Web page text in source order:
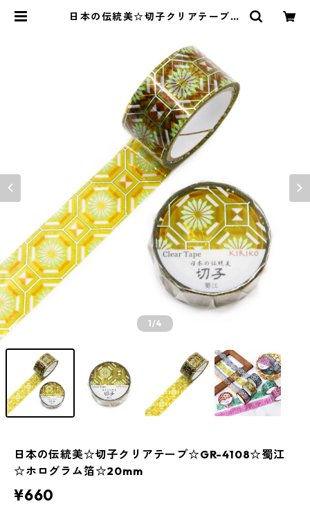
日本の伝統美☆切子クリアテープ☆
1/4
日本の伝統美☆切子クリアテープ☆GR-4108☆蜀江
☆ホログラム箔☆20mm
¥660